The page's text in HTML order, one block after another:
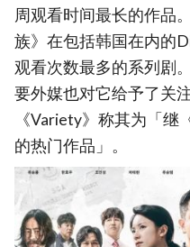
周观看时间最长的作品
族》在包括韩国在内的
观看次数最多的系列剧
要外媒也对它给予了关
《Variety》称其为「继
的热门作品」。